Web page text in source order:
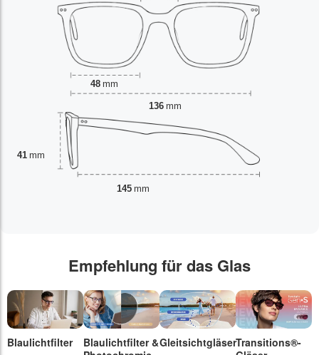
48 mm
41 mm
136 mm
145 mm
Empfehlung für das Glas
Blaulichtfilter
Blaulichtfilter &GleitsichtgläserTransitions®-